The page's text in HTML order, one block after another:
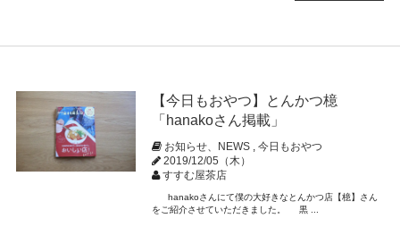
【今日もおやつ】とんかつ檍
「hanakoさん掲載」
お知らせ、NEWS ,今日もおやつ
2019/12/05（木）
すすむ屋茶店
hanakoさんにて僕の大好きなとんかつ店【檍】さん
をご紹介させていただきました。 黒 ...